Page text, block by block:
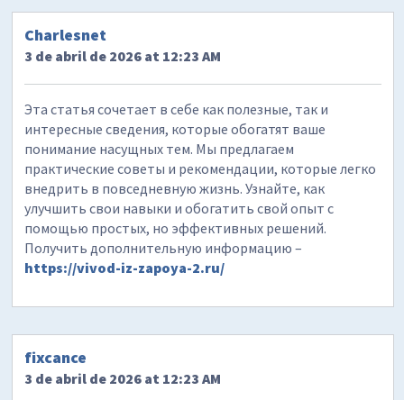
Charlesnet
3 de abril de 2026 at 12:23 AM
Эта статья сочетает в себе как полезные, так и
интересные сведения, которые обогатят ваше
понимание насущных тем. Мы предлагаем
практические советы и рекомендации, которые легко
внедрить в повседневную жизнь. Узнайте, как
улучшить свои навыки и обогатить свой опыт с
помощью простых, но эффективных решений.
Получить дополнительную информацию –
https://vivod-iz-zapoya-2.ru/
fixcance
3 de abril de 2026 at 12:23 AM